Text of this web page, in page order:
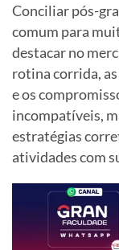
Conciliar pós-
comum para
destacar no
rotina corrida,
e os
incompatíveis,
estratégias
atividades com